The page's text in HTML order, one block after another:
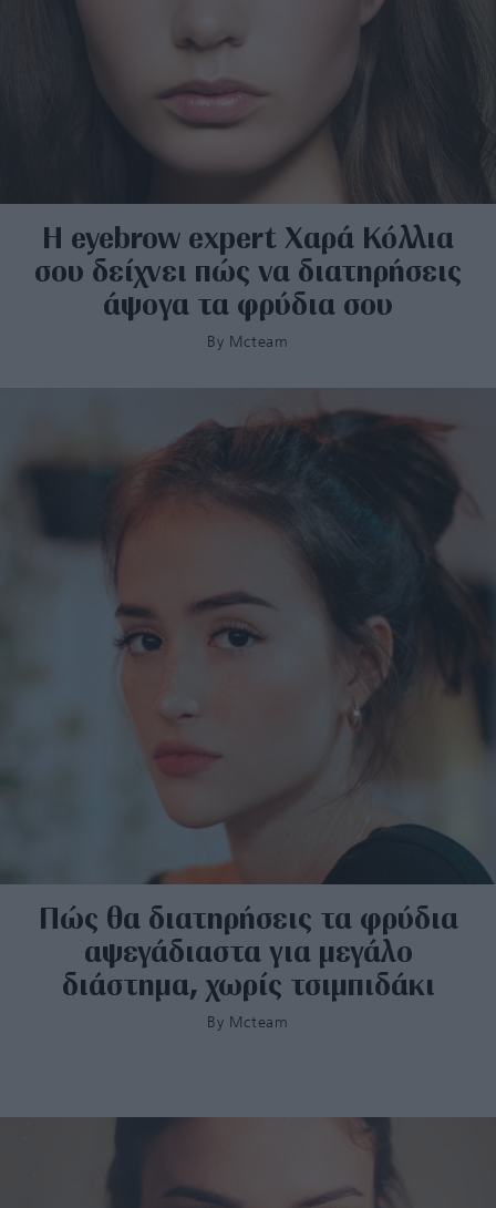
Η eyebrow expert Χαρά Κόλλια
σου δείχνει πώς να διατηρήσεις
άψογα τα φρύδια σου
By Mcteam
Πώς θα διατηρήσεις τα φρύδια
αψεγάδιαστα για μεγάλο
διάστημα, χωρίς τσιμπιδάκι
By Mcteam